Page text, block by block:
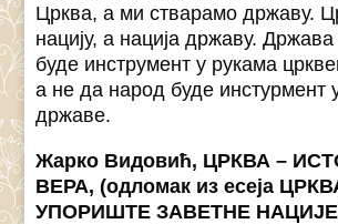
Црква, а ми стварамо државу.
нацију, а нација државу.
буде инструмент у рукама
а не да народ буде инстурмент
државе.
Жарко Видовић, ЦРКВА –
ВЕРА, (одломак из есеја
УПОРИШТЕ ЗАВЕТНЕ